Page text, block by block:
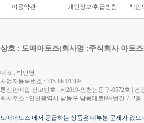
이용약관 개인정보/취급방침 책임
상호 : 도매아토즈(회사명 :주식회사 아토
대표 : 박민영
사업자등록번호 : 315-86-01389
통신판매업 신고번호 : 제2019-인천남동구-0572호 | 건
회사주소 : 인천광역시 남동구 남동대로692번길 7, 2층
도매아토즈 에서 공급하는 상품은 대부분 문제가 없